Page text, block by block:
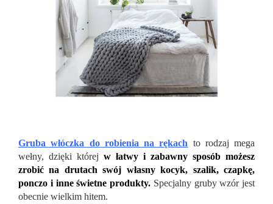
Gruba włóczka do robienia na rękach to rodzaj mega
wełny, dzięki której w łatwy i zabawny sposób możesz
zrobić na drutach swój własny kocyk, szalik, czapkę,
ponczo i inne świetne produkty. Specjalny gruby wzór jest
obecnie wielkim hitem.